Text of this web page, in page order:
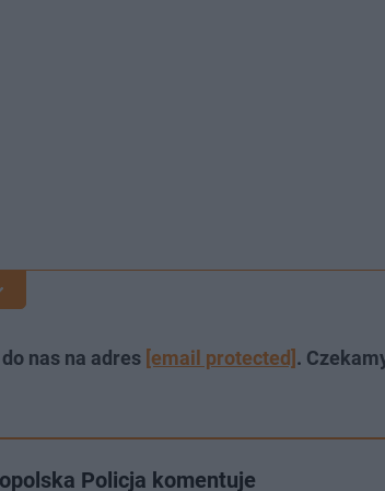
nas na adres [email protected].
Policja komentuje